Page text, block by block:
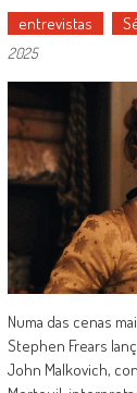
entrevistas
2025
Numa das cenas
Stephen Frears
John Malkovich,